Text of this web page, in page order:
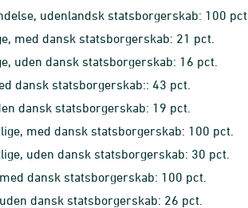
udenlandsk statsborgerskab: 100 pct.
med dansk statsborgerskab: 21 pct.
uden dansk statsborgerskab: 16 pct.
dansk statsborgerskab:: 43 pct.
dansk statsborgerskab: 19 pct.
med dansk statsborgerskab: 100 pct.
uden dansk statsborgerskab: 30 pct.
dansk statsborgerskab: 100 pct.
dansk statsborgerskab: 26 pct.